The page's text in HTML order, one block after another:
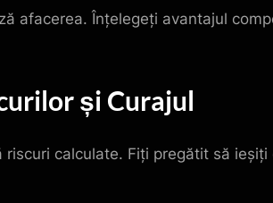
afacerea. Înțelegeți avantajul
și Curajul
riscuri calculate. Fiți pregătit să ieșiți